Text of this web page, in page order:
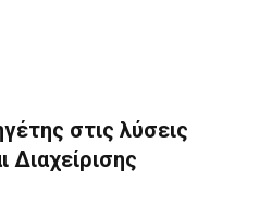
στις λύσεις
Διαχείρισης